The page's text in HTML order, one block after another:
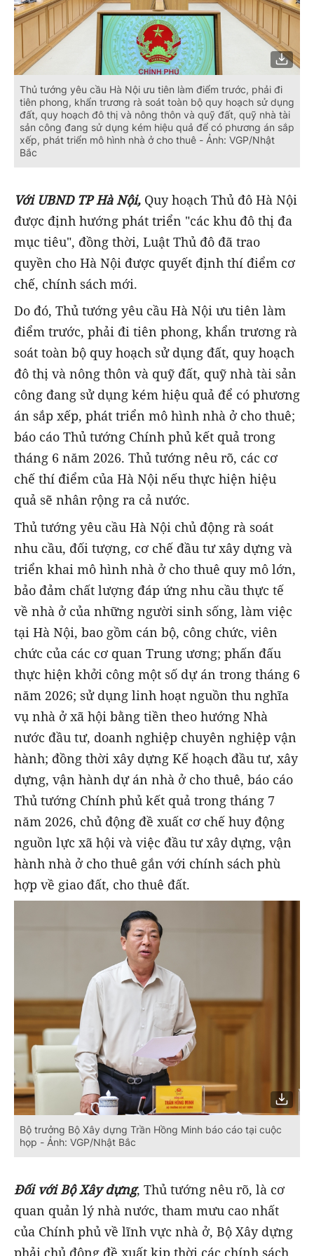
Thủ tướng yêu cầu Hà Nội ưu tiên làm điểm trước, phải đi
tiên phong, khẩn trương rà soát toàn bộ quy hoạch sử dụng
đất, quy hoạch đô thị và nông thôn và quỹ đất, quỹ nhà tài
sản công đang sử dụng kém hiệu quả để có phương án sắp
xếp, phát triển mô hình nhà ở cho thuê - Ảnh: VGP/Nhật
Bắc
Với UBND TP Hà Nội, Quy hoạch Thủ đô Hà Nội
được định hướng phát triển "các khu đô thị đa
mục tiêu", đồng thời, Luật Thủ đô đã trao
quyền cho Hà Nội được quyết định thí điểm cơ
chế, chính sách mới.
Do đó, Thủ tướng yêu cầu Hà Nội ưu tiên làm
điểm trước, phải đi tiên phong, khẩn trương rà
soát toàn bộ quy hoạch sử dụng đất, quy hoạch
đô thị và nông thôn và quỹ đất, quỹ nhà tài sản
công đang sử dụng kém hiệu quả để có phương
án sắp xếp, phát triển mô hình nhà ở cho thuê;
báo cáo Thủ tướng Chính phủ kết quả trong
tháng 6 năm 2026. Thủ tướng nêu rõ, các cơ
chế thí điểm của Hà Nội nếu thực hiện hiệu
quả sẽ nhân rộng ra cả nước.
Thủ tướng yêu cầu Hà Nội chủ động rà soát
nhu cầu, đối tượng, cơ chế đầu tư xây dựng và
triển khai mô hình nhà ở cho thuê quy mô lớn,
bảo đảm chất lượng đáp ứng nhu cầu thực tế
về nhà ở của những người sinh sống, làm việc
tại Hà Nội, bao gồm cán bộ, công chức, viên
chức của các cơ quan Trung ương; phấn đấu
thực hiện khởi công một số dự án trong tháng 6
năm 2026; sử dụng linh hoạt nguồn thu nghĩa
vụ nhà ở xã hội bằng tiền theo hướng Nhà
nước đầu tư, doanh nghiệp chuyên nghiệp vận
hành; đồng thời xây dựng Kế hoạch đầu tư, xây
dựng, vận hành dự án nhà ở cho thuê, báo cáo
Thủ tướng Chính phủ kết quả trong tháng 7
năm 2026, chủ động đề xuất cơ chế huy động
nguồn lực xã hội và việc đầu tư xây dựng, vận
hành nhà ở cho thuê gắn với chính sách phù
hợp về giao đất, cho thuê đất.
Bộ trưởng Bộ Xây dựng Trần Hồng Minh báo cáo tại cuộc
họp - Ảnh: VGP/Nhật Bắc
Đối với Bộ Xây dựng, Thủ tướng nêu rõ, là cơ
quan quản lý nhà nước, tham mưu cao nhất
của Chính phủ về lĩnh vực nhà ở, Bộ Xây dựng
phải chủ động đề xuất kịp thời các chính sách